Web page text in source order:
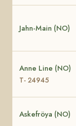
Jahn-Main (NO)
Anne Line (NO)
T- 24945
Askefröya (NO)